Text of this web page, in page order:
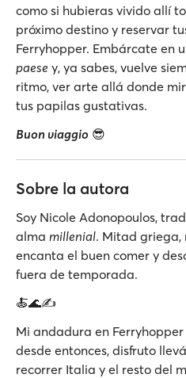
como si hubieras vivido allí
próximo destino y reservar
Ferryhopper. Embárcate en
paese y, ya sabes, vuelve
ritmo, ver arte allá donde
tus papilas gustativas.
Buon viaggio 😎
Sobre la autora
Soy Nicole Adonopoulos,
alma millenial. Mitad
encanta el buen comer y
fuera de temporada.
🍝🌊✍️
Mi andadura en
desde entonces, disfruto
recorrer Italia y el resto del